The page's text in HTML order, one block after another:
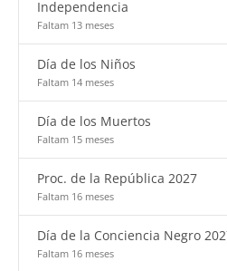
Independencia
Faltam 13 meses
Día de los Niños
Faltam 14 meses
Día de los Muertos
Faltam 15 meses
Proc. de la República 2027
Faltam 16 meses
Día de la Conciencia Negro
Faltam 16 meses